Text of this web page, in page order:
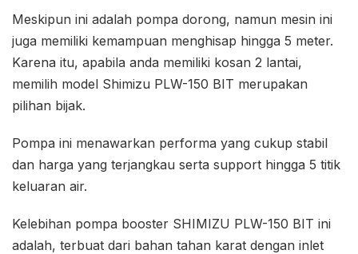
Meskipun ini adalah pompa dorong, namun mesin ini
juga memiliki kemampuan menghisap hingga 5 meter.
Karena itu, apabila anda memiliki kosan 2 lantai,
memilih model Shimizu PLW-150 BIT merupakan
pilihan bijak.
Pompa ini menawarkan performa yang cukup stabil
dan harga yang terjangkau serta support hingga 5 titik
keluaran air.
Kelebihan pompa booster SHIMIZU PLW-150 BIT ini
adalah, terbuat dari bahan tahan karat dengan inlet